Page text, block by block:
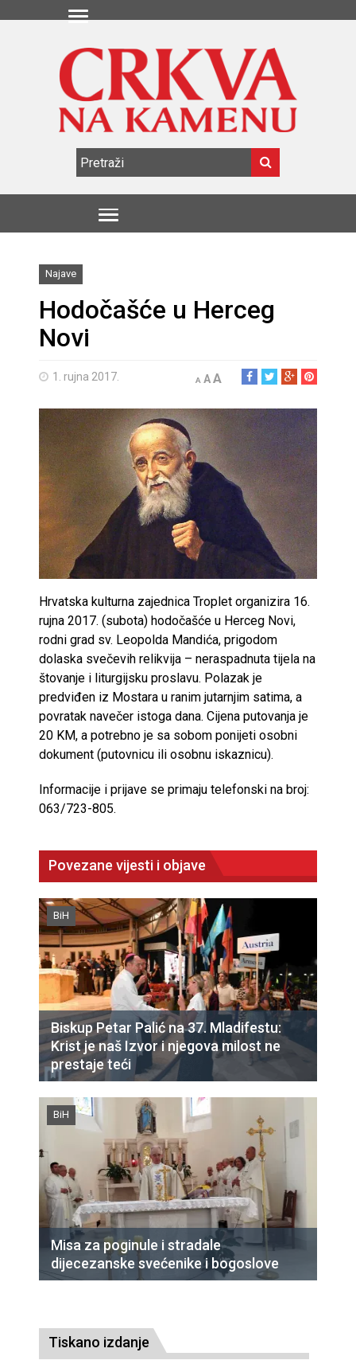
Najave
Hodočašće u Herceg
Novi
1. rujna 2017. A AA
Hrvatska kulturna zajednica Troplet organizira 16.
rujna 2017. (subota) hodočašće u Herceg Novi,
rodni grad sv. Leopolda Mandića, prigodom
dolaska svečevih relikvija – neraspadnuta tijela na
štovanje i liturgijsku proslavu. Polazak je
predviđen iz Mostara u ranim jutarnjim satima, a
povratak navečer istoga dana. Cijena putovanja je
20 KM, a potrebno je sa sobom ponijeti osobni
dokument (putovnicu ili osobnu iskaznicu).
Informacije i prijave se primaju telefonski na broj:
063/723-805.
Povezane vijesti i objave
BiH
Biskup Petar Palić na 37. Mladifestu:
Krist je naš Izvor i njegova milost ne
prestaje teći
BiH
Misa za poginule i stradale
dijecezanske svećenike i bogoslove
Tiskano izdanje